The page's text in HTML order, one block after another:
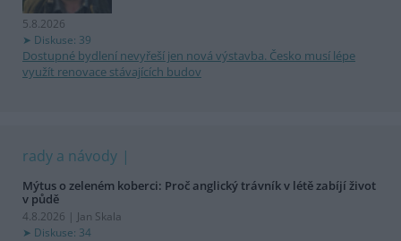
5.8.2026
Diskuse: 39
Dostupné bydlení nevyřeší jen nová výstavba. Česko musí lépe
využít renovace stávajících budov
rady a návody
Mýtus o zeleném koberci: Proč anglický trávník v létě zabíjí život
v půdě
4.8.2026 | Jan Skala
Diskuse: 34